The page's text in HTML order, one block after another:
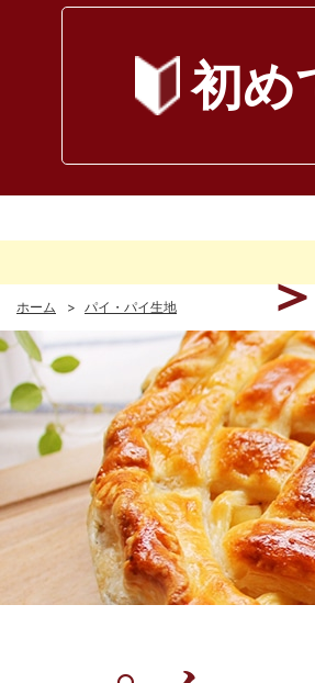
初め
ホーム > パイ・パイ生地